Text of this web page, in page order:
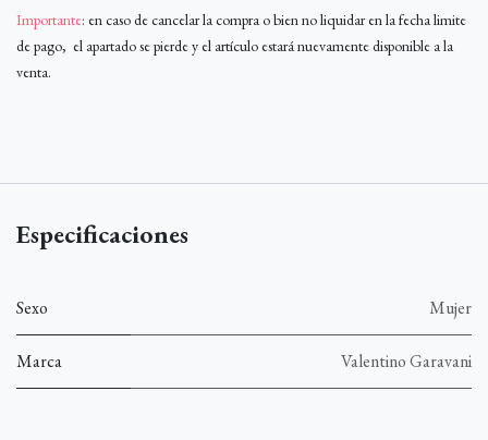
Importante: en caso de cancelar la compra o bien no liquidar en la fecha limite
de pago, el apartado se pierde y el artículo estará nuevamente disponible a la
venta.
Especificaciones
Sexo Mujer
Marca Valentino Garavani